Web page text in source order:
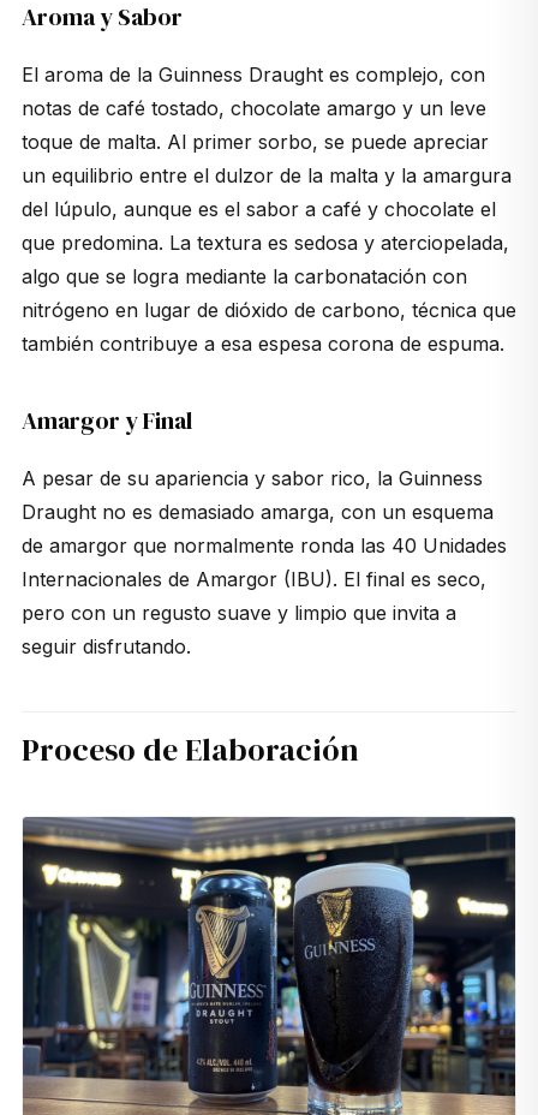
Aroma y Sabor
El aroma de la Guinness Draught es complejo, con
notas de café tostado, chocolate amargo y un leve
toque de malta. Al primer sorbo, se puede apreciar
un equilibrio entre el dulzor de la malta y la amargura
del lúpulo, aunque es el sabor a café y chocolate el
que predomina. La textura es sedosa y aterciopelada,
algo que se logra mediante la carbonatación con
nitrógeno en lugar de dióxido de carbono, técnica que
también contribuye a esa espesa corona de espuma.
Amargor y Final
A pesar de su apariencia y sabor rico, la Guinness
Draught no es demasiado amarga, con un esquema
de amargor que normalmente ronda las 40 Unidades
Internacionales de Amargor (IBU). El final es seco,
pero con un regusto suave y limpio que invita a
seguir disfrutando.
Proceso de Elaboración